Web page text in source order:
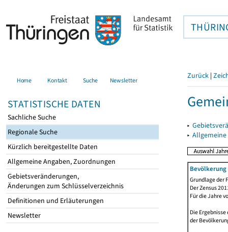
Home Kontakt Suche Newsletter
STATISTISCHE DATEN
Sachliche Suche
Regionale Suche
Kürzlich bereitgestellte Daten
Allgemeine Angaben, Zuordnungen
Gebietsveränderungen,
Änderungen zum Schlüsselverzeichnis
Definitionen und Erläuterungen
Newsletter
Zurück |
▸
▸
Grundlage der
Der Zensus
Für die Jahre
Die
der